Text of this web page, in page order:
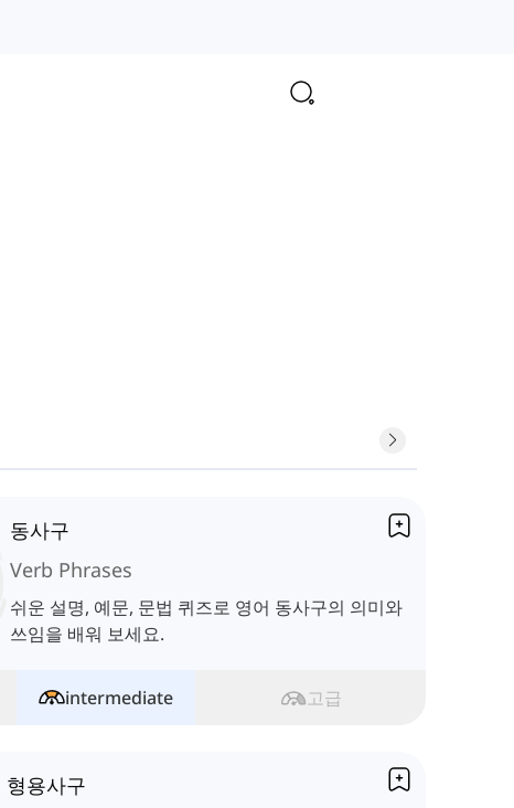
동사구
Verb Phrases
쉬운 설명, 예문, 문법 퀴즈로 영어 동사구의 의미와
쓰임을 배워 보세요.
intermediate 고급
형용사구